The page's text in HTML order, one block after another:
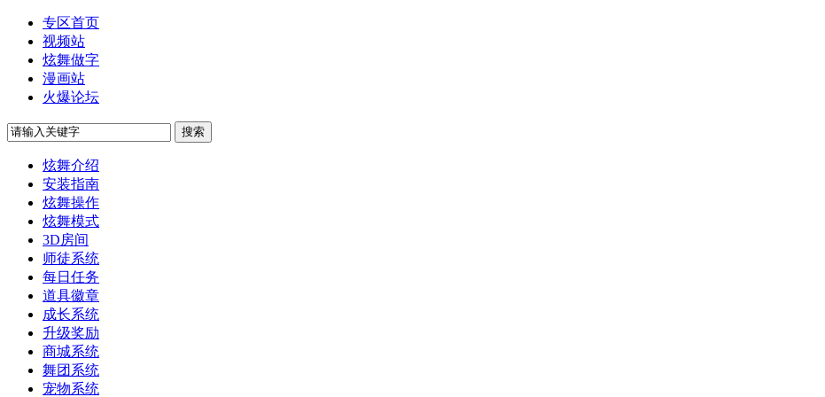
专区首页
视频站
炫舞做字
漫画站
火爆论坛
炫舞介绍
安装指南
炫舞操作
炫舞模式
3D房间
师徒系统
每日任务
道具徽章
成长系统
升级奖励
商城系统
舞团系统
宠物系统